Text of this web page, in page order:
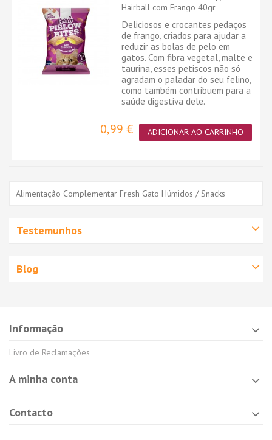
Hairball com Frango 40gr
Deliciosos e crocantes pedaços
de frango, criados para ajudar a
reduzir as bolas de pelo em
gatos. Com fibra vegetal, malte e
taurina, esses petiscos não só
agradam o paladar do seu felino,
como também contribuem para a
saúde digestiva dele.
0,99 € ADICIONAR AO CARRINHO
Alimentação Complementar Fresh Gato Húmidos / Snacks
Testemunhos
Blog
Informação
Livro de Reclamações
A minha conta
Contacto